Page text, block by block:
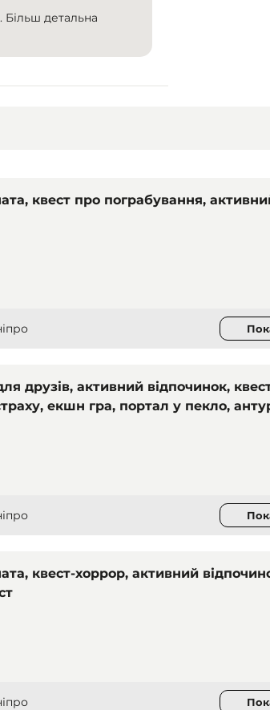
Більш детальна
квест про пограбування,
друзів, активний відпочинок,
екшн гра, портал у пекло,
квест-хоррор, активний